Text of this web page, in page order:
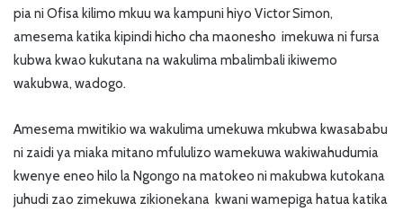
pia ni Ofisa kilimo mkuu wa kampuni hiyo Victor Simon,
amesema katika kipindi hicho cha maonesho imekuwa ni fursa
kubwa kwao kukutana na wakulima mbalimbali ikiwemo
wakubwa, wadogo.
Amesema mwitikio wa wakulima umekuwa mkubwa kwasababu
ni zaidi ya miaka mitano mfululizo wamekuwa wakiwahudumia
kwenye eneo hilo la Ngongo na matokeo ni makubwa kutokana
juhudi zao zimekuwa zikionekana kwani wamepiga hatua katika